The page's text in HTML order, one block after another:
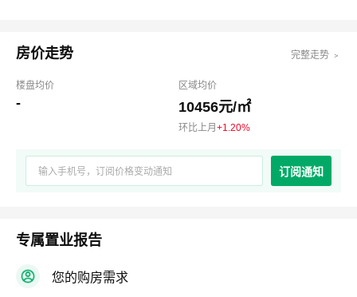
房价走势 完整走势 ﹥
楼盘均价
-
区域均价
10456元/㎡
环比上月 +1.20%
订阅通知
专属置业报告
您的购房需求